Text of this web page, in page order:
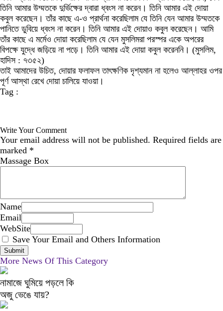
তিনি আমার উম্মতকে দুর্ভিক্ষের দ্বারা ধ্বংস না করেন। তিনি আমার এই দোয়া
কবুল করেছেন। তাঁর কাছে এ-ও প্রার্থনা করেছিলাম যে তিনি যেন আমার উম্মতকে
পানিতে ডুবিয়ে ধ্বংস না করেন। তিনি আমার এই দোয়াও কবুল করেছেন। আমি
তাঁর কাছে এ মর্মেও দোয়া করেছিলাম যে যেন মুসলিমরা পরস্পর একে অপরের
বিপক্ষে যুদ্ধে জড়িয়ে না পড়ে। তিনি আমার এই দোয়া কবুল করেননি। (মুসলিম,
হাদিস : ৭৩৫২)
তাই আমাদের উচিত, দোয়ার ফলাফল তাৎক্ষণিক দৃশ্যমান না হলেও আল্লাহর ওপর
পূর্ণ আস্থা রেখে দোয়া চালিয়ে যাওয়া।
Tag :
Write Your Comment
Your email address will not be published. Required fields are
marked *
Massage Box
Name
Email
WebSite
Save Your Email and Others Information
More News Of This Category
নামাজে ঘুমিয়ে পড়লে কি
অজু ভেঙে যায়?